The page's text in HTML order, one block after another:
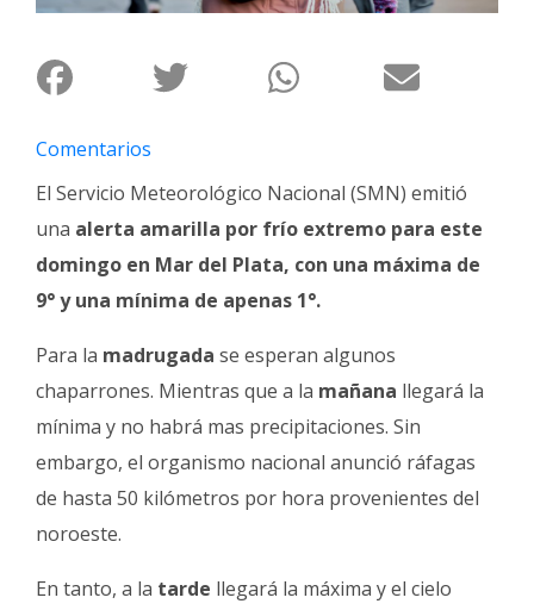
Fotos
de
Fúnebres
Comentarios
El Servicio Meteorológico Nacional (SMN) emitió
una alerta amarilla por frío extremo para este
domingo en Mar del Plata, con una máxima de
9° y una mínima de apenas 1°.
Para la madrugada se esperan algunos
chaparrones. Mientras que a la mañana llegará la
mínima y no habrá mas precipitaciones. Sin
embargo, el organismo nacional anunció ráfagas
de hasta 50 kilómetros por hora provenientes del
noroeste.
En tanto, a la tarde llegará la máxima y el cielo